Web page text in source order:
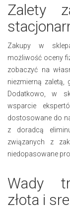
Zalety
Zakupy w
możliwość oceny
zobaczyć na
niezmierną
Dodatkowo, w
wsparcie
dostosowane do
z doradcą
związanych z
niedopasowane
Wady
złota i